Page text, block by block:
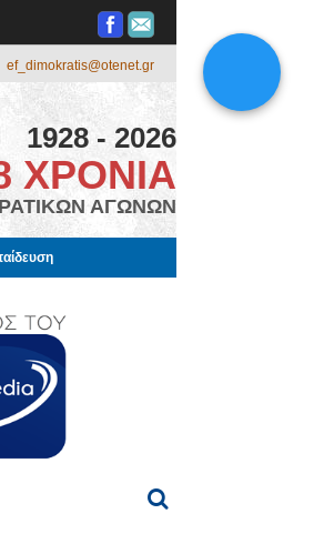
ef_dimokratis@otenet.gr
1928 - 2026
ΧΡΟΝΙΑ
ΑΓΩΝΩΝ